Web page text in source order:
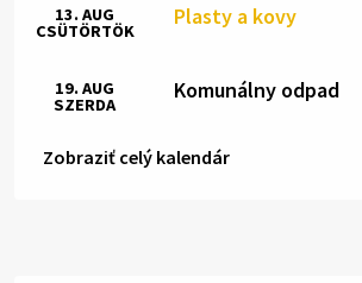
Plasty a kovy
13. AUG
CSÜTÖRTÖK
Komunálny odpad
19. AUG
SZERDA
Zobraziť celý kalendár